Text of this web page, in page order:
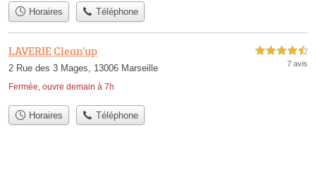
Horaires Téléphone
LAVERIE Clean'up
2 Rue des 3 Mages, 13006 Marseille
Fermée, ouvre demain à 7h
4,5 étoiles sur 5
7 avis
Horaires Téléphone